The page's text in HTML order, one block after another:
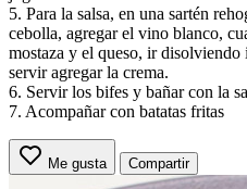
5. Para la salsa, en una sartén
cebolla, agregar el vino blanco,
mostaza y el queso, ir disolviendo
servir agregar la crema.
6. Servir los bifes y bañar con la
7. Acompañar con batatas fritas
Me gusta Compartir